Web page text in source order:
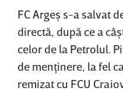
FC Argeş s-a salvat
directă, după ce a
celor de la Petrolul.
de menţinere, la fel
remizat cu FCU